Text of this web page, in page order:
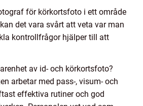
för körkortsfoto i ett område
det vara svårt att veta var man
kontrollfrågor hjälper till att
av id- och körkortsfoto?
arbetar med pass-, visum- och
effektiva rutiner och god